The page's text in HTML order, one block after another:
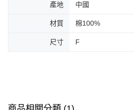
產地 中國
材質 棉100%
尺寸 F